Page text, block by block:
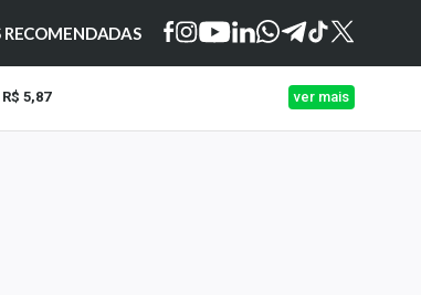
RECOMENDADAS
R$ 5,87 ver mais